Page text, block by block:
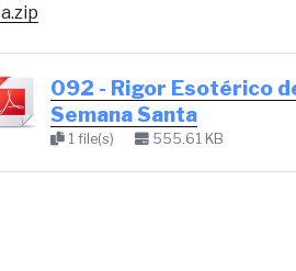
092 - Rigor Esotérico
Semana Santa
1 file(s) 555.61 KB